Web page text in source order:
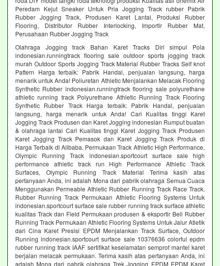
Peredam Kejut Sneaker Untuk Pria Jogging Track rubber Pabrik
Rubber Jogging Track, Produsen Karet Lantai, Produksi Rubber
Flooring, Distributor Rubber Interlocking, Importir Rubber Mat,
Perusahaan Rubber Jogging Track
Olahraga Jogging track Bahan Karet Tracks Diri simpul Pola
indonesian.runningtrack flooring sale outdoor sports jogging track
murah Outdoor Sports Jogging Track Material Rubber Tracks Self knot
Pattern Harga terbaik: Pabrik Handal, penjualan langsung, harga
menarik untuk Anda! Poliuretan Athletic Menjalankan Melacak Flooring
Synthetic Rubber indonesian.runningtrack flooring sale polyurethane
athletic running track Polyurethane Athletic Running Track Flooring
Synthetic Rubber Track Harga terbaik: Pabrik Handal, penjualan
langsung, harga menarik untuk Anda! Cari Kualitas tinggi Karet
Jogging Track Produsen dan Karet Jogging indonesian Rumput buatan
& olahraga lantai Cari Kualitas tinggi Karet Jogging Track Produsen
Karet Jogging Track Pemasok dan Karet Jogging Track Produk di
Harga Terbaik di Alibaba. Permukaan Track Athletic High Performance,
Olympic Running Track indonesian.sportcourt surface sale high
performance athletic track run High Performance Athletic Track
Surfaces, Olympic Running Track Material Terima kasih atas
pertanyaan Anda, ini adalah Mona dari pabrik olahraga Semua Cuaca
Menggunakan Permeable Athletic Rubber Running Track Race Track.
Rubber Running Track Permukaan Athletic Flooring Systems Untuk
indonesian.sportcourt surface sale rubber running track surface athletic
kualitas Track dan Field Permukaan produsen & eksportir Beli Rubber
Running Track Permukaan Athletic Flooring Systems Untuk Jalur Atletik
dari Cina Karet Presisi EPDM Menjalankan Track Surface, Outdoor
Running indonesian.sportcourt surface sale 10376636 colorful epdm
rubber running track IAAF sertifikat keselamatan semprot mantel karet
berjalan melacak permukaan. Terima kasih atas pertanyaan Anda, ini
adalah Mona dari pabrik olahraga Trek Jogging EPDM EPDM Karet